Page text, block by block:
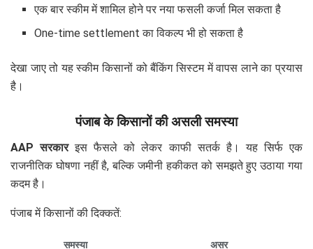
एक बार स्कीम में शामिल होने पर नया फसली कर्जा मिल सकता है
One-time settlement का विकल्प भी हो सकता है
देखा जाए तो यह स्कीम किसानों को बैंकिंग सिस्टम में वापस लाने का प्रयास
है।
पंजाब के किसानों की असली समस्या
AAP सरकारइस फैसले को लेकर काफी सतर्क है। यह सिर्फ एक
राजनीतिक घोषणा नहीं है, बल्कि जमीनी हकीकत को समझते हुए उठाया गया
कदम है।
पंजाब में किसानों की दिक्कतें:
समस्या असर